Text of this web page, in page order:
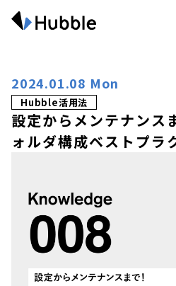
2024.01.08 Mon
Hubble活用法
設定からメンテナン
ォルダ構成ベストプラ